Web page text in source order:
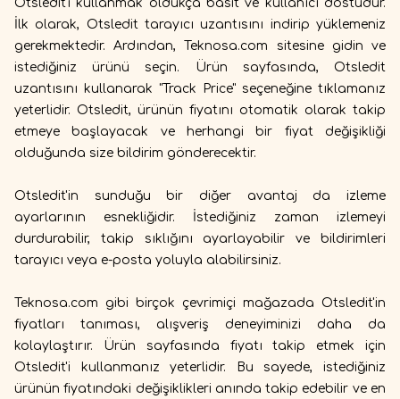
Otsledit'i kullanmak oldukça basit ve kullanıcı dostudur.
İlk olarak, Otsledit tarayıcı uzantısını indirip yüklemeniz
gerekmektedir. Ardından, Teknosa.com sitesine gidin ve
istediğiniz ürünü seçin. Ürün sayfasında, Otsledit
uzantısını kullanarak "Track Price" seçeneğine tıklamanız
yeterlidir. Otsledit, ürünün fiyatını otomatik olarak takip
etmeye başlayacak ve herhangi bir fiyat değişikliği
olduğunda size bildirim gönderecektir.
Otsledit'in sunduğu bir diğer avantaj da izleme
ayarlarının esnekliğidir. İstediğiniz zaman izlemeyi
durdurabilir, takip sıklığını ayarlayabilir ve bildirimleri
tarayıcı veya e-posta yoluyla alabilirsiniz.
Teknosa.com gibi birçok çevrimiçi mağazada Otsledit'in
fiyatları tanıması, alışveriş deneyiminizi daha da
kolaylaştırır. Ürün sayfasında fiyatı takip etmek için
Otsledit'i kullanmanız yeterlidir. Bu sayede, istediğiniz
ürünün fiyatındaki değişiklikleri anında takip edebilir ve en